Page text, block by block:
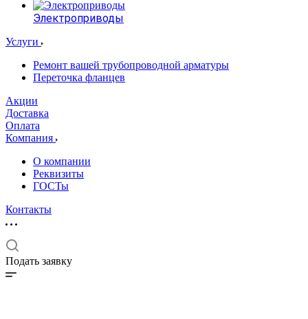
Электроприводы
Услуги
Ремонт вашей трубопроводной арматуры
Переточка фланцев
Акции
Доставка
Оплата
Компания
О компании
Реквизиты
ГОСТы
Контакты
Подать заявку